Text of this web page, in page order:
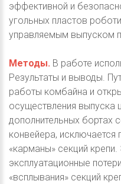
эффективной и
угольных пластов
управляемым выпуском
Методы. В работе
Результаты и выводы.
работы комбайна и
осуществления выпуска
дополнительных бортах
конвейера, исключается
«карманы» секций
эксплуатационные
«всплывания» секций